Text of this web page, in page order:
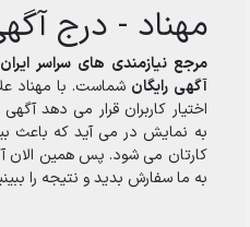
مهناد - درج
مرجع نیازمندی های سراسر ایران
آگهی رایگان شماست. با مهناد
اختیار کاربران قرار می دهد
به نمایش در می آید که باعث
کارتان می شود. پس همین
به ما سفارش بدید و نتیجه را